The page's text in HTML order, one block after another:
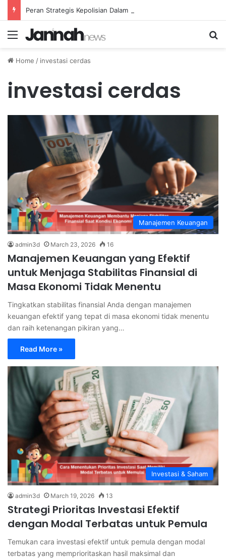
Menu
Home / investasi cerdas
investasi cerdas
Manajemen Keuangan
admin3d March 23, 2026 16
Manajemen Keuangan yang Efektif
untuk Menjaga Stabilitas Finansial di
Masa Ekonomi Tidak Menentu
Tingkatkan stabilitas finansial Anda dengan manajemen
keuangan efektif yang tepat di masa ekonomi tidak menentu
dan raih ketenangan pikiran yang…
Read More »
Investasi & Saham
admin3d March 19, 2026 13
Strategi Prioritas Investasi Efektif
dengan Modal Terbatas untuk Pemula
Temukan cara investasi efektif untuk pemula dengan modal
terbatas yang memprioritaskan hasil maksimal dan